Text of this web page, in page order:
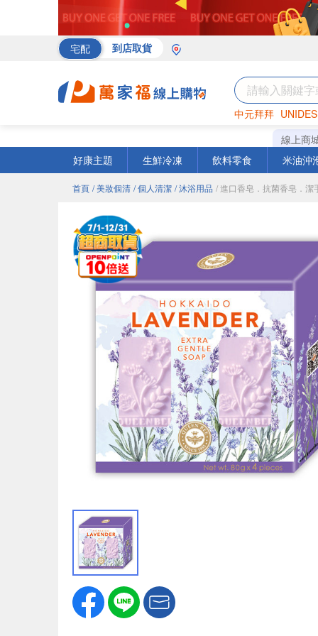
宅配 到店取貨
中元拜拜
巧克力 罐頭
線上商
好康主題
生鮮冷凍 飲料零食 米油沖
首頁 / 美妝個清 / 個人清潔 / 沐浴用品 / 進口香皂．抗菌香皂．潔